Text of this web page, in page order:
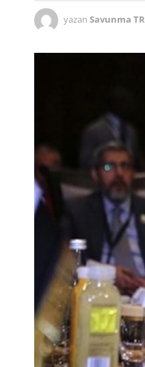
yazan Savunma TR